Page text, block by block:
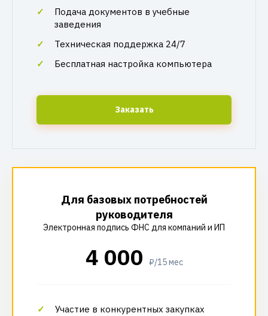
Подача документов в учебные
заведения
Техническая поддержка 24/7
Бесплатная настройка компьютера
Заказать
Для базовых потребностей
руководителя
Электронная подпись ФНС для компаний и ИП
4 000 ₽/15 мес
Участие в конкурентных закупках